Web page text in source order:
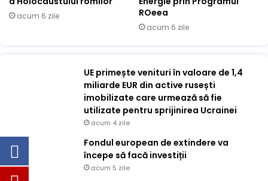
acum 6 zile
ROeea
acum 6 zile
UE primește venituri în valoare de 1,4
miliarde EUR din active rusești
imobilizate care urmează să fie
utilizate pentru sprijinirea Ucrainei
acum 4 zile
Fondul european de extindere va
începe să facă investiții
acum 5 zile